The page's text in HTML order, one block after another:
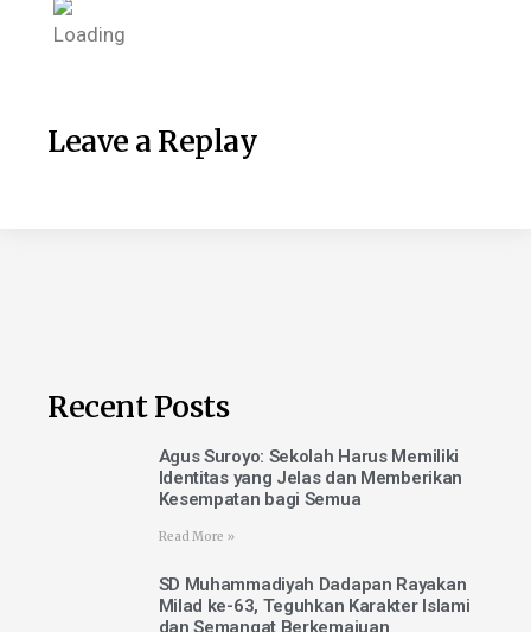
Leave a Replay
Recent Posts
Agus Suroyo: Sekolah Harus Memiliki
Identitas yang Jelas dan Memberikan
Kesempatan bagi Semua
Read More »
SD Muhammadiyah Dadapan Rayakan
Milad ke-63, Teguhkan Karakter Islami
dan Semangat Berkemajuan